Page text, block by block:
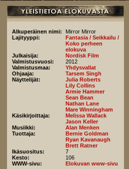
Alkuperäinen nimi:
Mirror Mirror
Lajityyppi:
Fantasia / Seikkailu /
Koko perheen
elokuva
Julkaisija:
Nordisk Film
Valmistusvuosi:
2012
Valmistusmaa:
Yhdysvallat
Ohjaaja:
Tarsem Singh
Näyttelijät:
Julia Roberts
Lily Collins
Armie Hammer
Sean Bean
Nathan Lane
Mare Winningham
Käsikirjoittaja:
Melissa Wallack
Jason Keller
Musiikki:
Alan Menken
Tuottaja:
Bernie Goldman
Ryan Kavanaugh
Brett Ratner
Ikäsuositus:
7
Kesto:
106
WWW-sivu:
Elokuvan www-sivu